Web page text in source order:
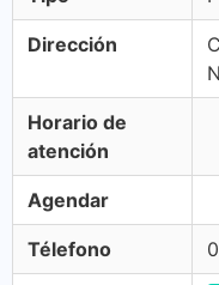
Dirección
Horario de
atención
Agendar
Télefono